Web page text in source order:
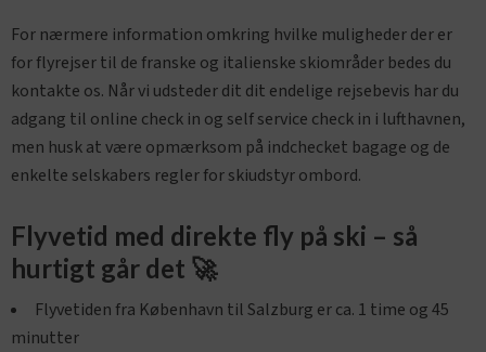
For nærmere information omkring hvilke muligheder der er
for flyrejser til de franske og italienske skiområder bedes du
kontakte os. Når vi udsteder dit dit endelige rejsebevis har du
adgang til online check in og self service check in i lufthavnen,
men husk at være opmærksom på indchecket bagage og de
enkelte selskabers regler for skiudstyr ombord.
Flyvetid med direkte fly på ski – så
hurtigt går det 🚀
Flyvetiden fra København til Salzburg er ca. 1 time og 45
minutter